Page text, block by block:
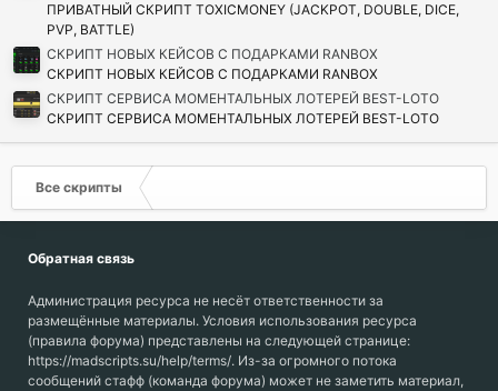
ПРИВАТНЫЙ СКРИПТ TOXICMONEY (JACKPOT, DOUBLE, DICE,
PVP, BATTLE)
СКРИПТ НОВЫХ КЕЙСОВ С ПОДАРКАМИ RANBOX
СКРИПТ НОВЫХ КЕЙСОВ С ПОДАРКАМИ RANBOX
СКРИПТ СЕРВИСА МОМЕНТАЛЬНЫХ ЛОТЕРЕЙ BEST-LOTO
СКРИПТ СЕРВИСА МОМЕНТАЛЬНЫХ ЛОТЕРЕЙ BEST-LOTO
Все скрипты
Обратная связь
Администрация ресурса не несёт ответственности за
размещённые материалы. Условия использования ресурса
(правила форума) представлены на следующей странице:
https://madscripts.su/help/terms/. Из-за огромного потока
сообщений стафф (команда форума) может не заметить материал,